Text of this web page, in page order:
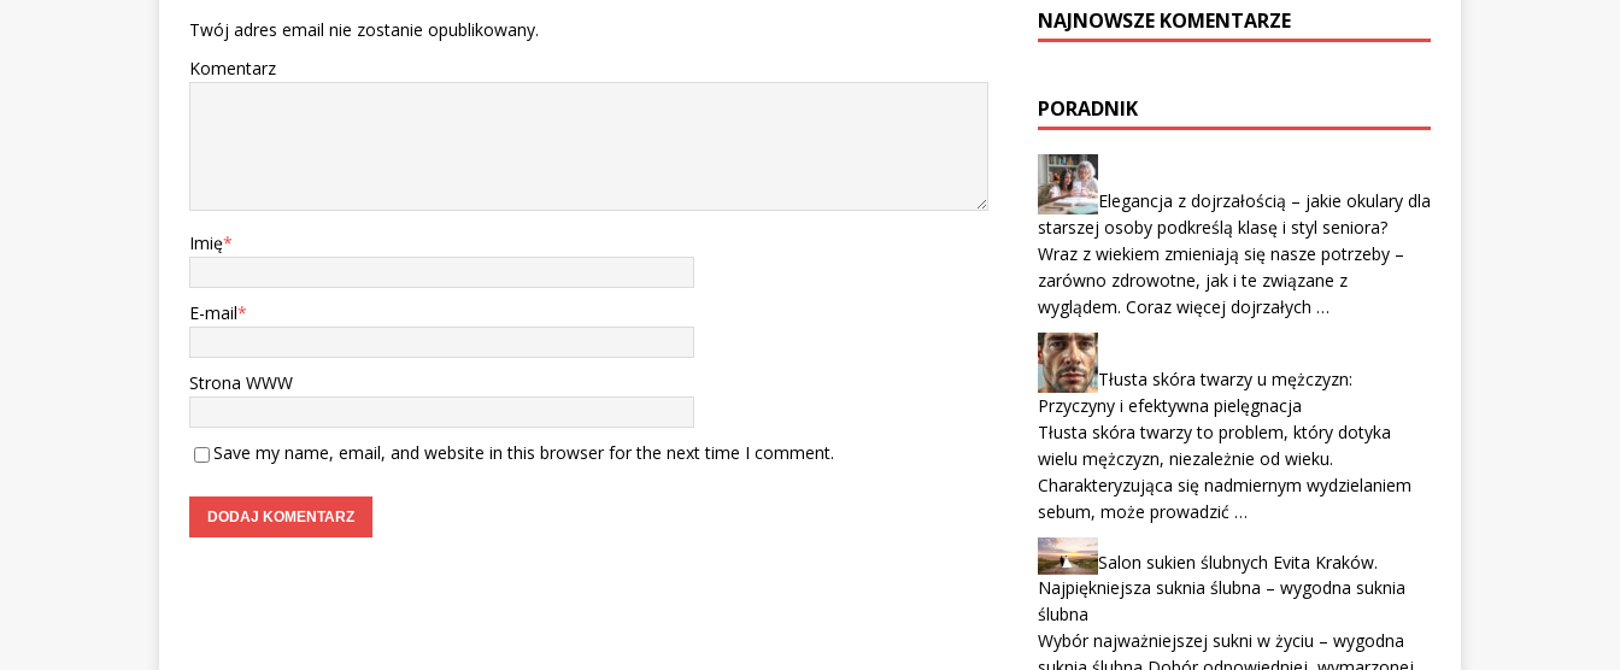
Twój adres email nie zostanie opublikowany.
Komentarz
Imię*
E-mail*
Strona WWW
Save my name, email, and website in this browser for the next time I comment.
NAJNOWSZE KOMENTARZE
PORADNIK
Elegancja z dojrzałością – jakie okulary dla
starszej osoby podkreślą klasę i styl seniora?
Wraz z wiekiem zmieniają się nasze potrzeby –
zarówno zdrowotne, jak i te związane z
wyglądem. Coraz więcej dojrzałych …
Tłusta skóra twarzy u mężczyzn:
Przyczyny i efektywna pielęgnacja
Tłusta skóra twarzy to problem, który dotyka
wielu mężczyzn, niezależnie od wieku.
Charakteryzująca się nadmiernym wydzielaniem
sebum, może prowadzić …
Salon sukien ślubnych Evita Kraków.
Najpiękniejsza suknia ślubna – wygodna suknia
ślubna
Wybór najważniejszej sukni w życiu – wygodna